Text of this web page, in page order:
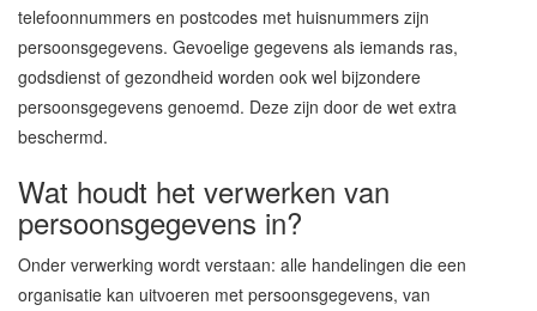
telefoonnummers en postcodes met huisnummers zijn
persoonsgegevens. Gevoelige gegevens als iemands ras,
godsdienst of gezondheid worden ook wel bijzondere
persoonsgegevens genoemd. Deze zijn door de wet extra
beschermd.
Wat houdt het verwerken van
persoonsgegevens in?
Onder verwerking wordt verstaan: alle handelingen die een
organisatie kan uitvoeren met persoonsgegevens, van